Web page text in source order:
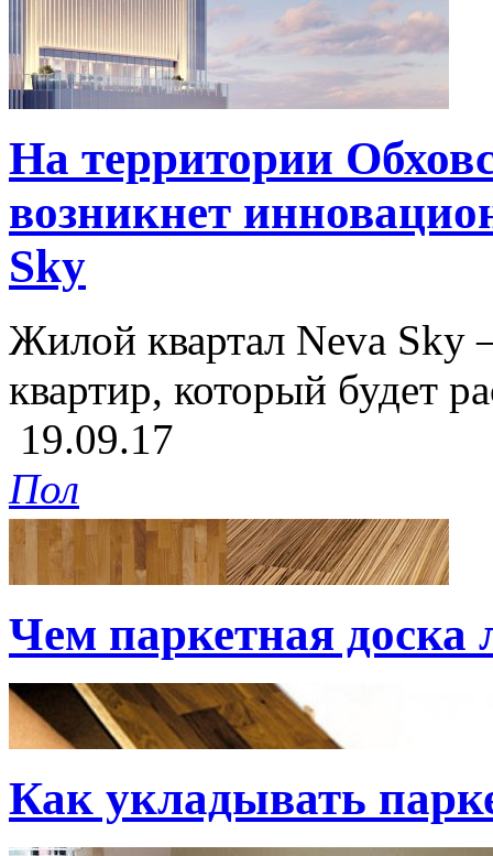
На территории
возникнет
Sky
Жилой квартал Neva Sky
квартир, который будет
19.09.17
Пол
Чем паркетная
Как укладывать